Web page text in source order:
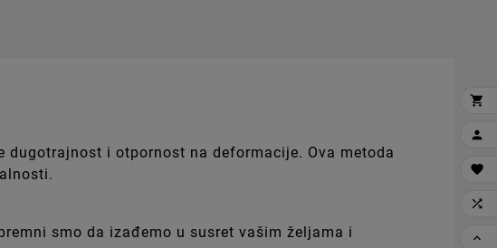
i otpornost na deformacije. Ova metoda
smo da izađemo u susret vašim željama i




